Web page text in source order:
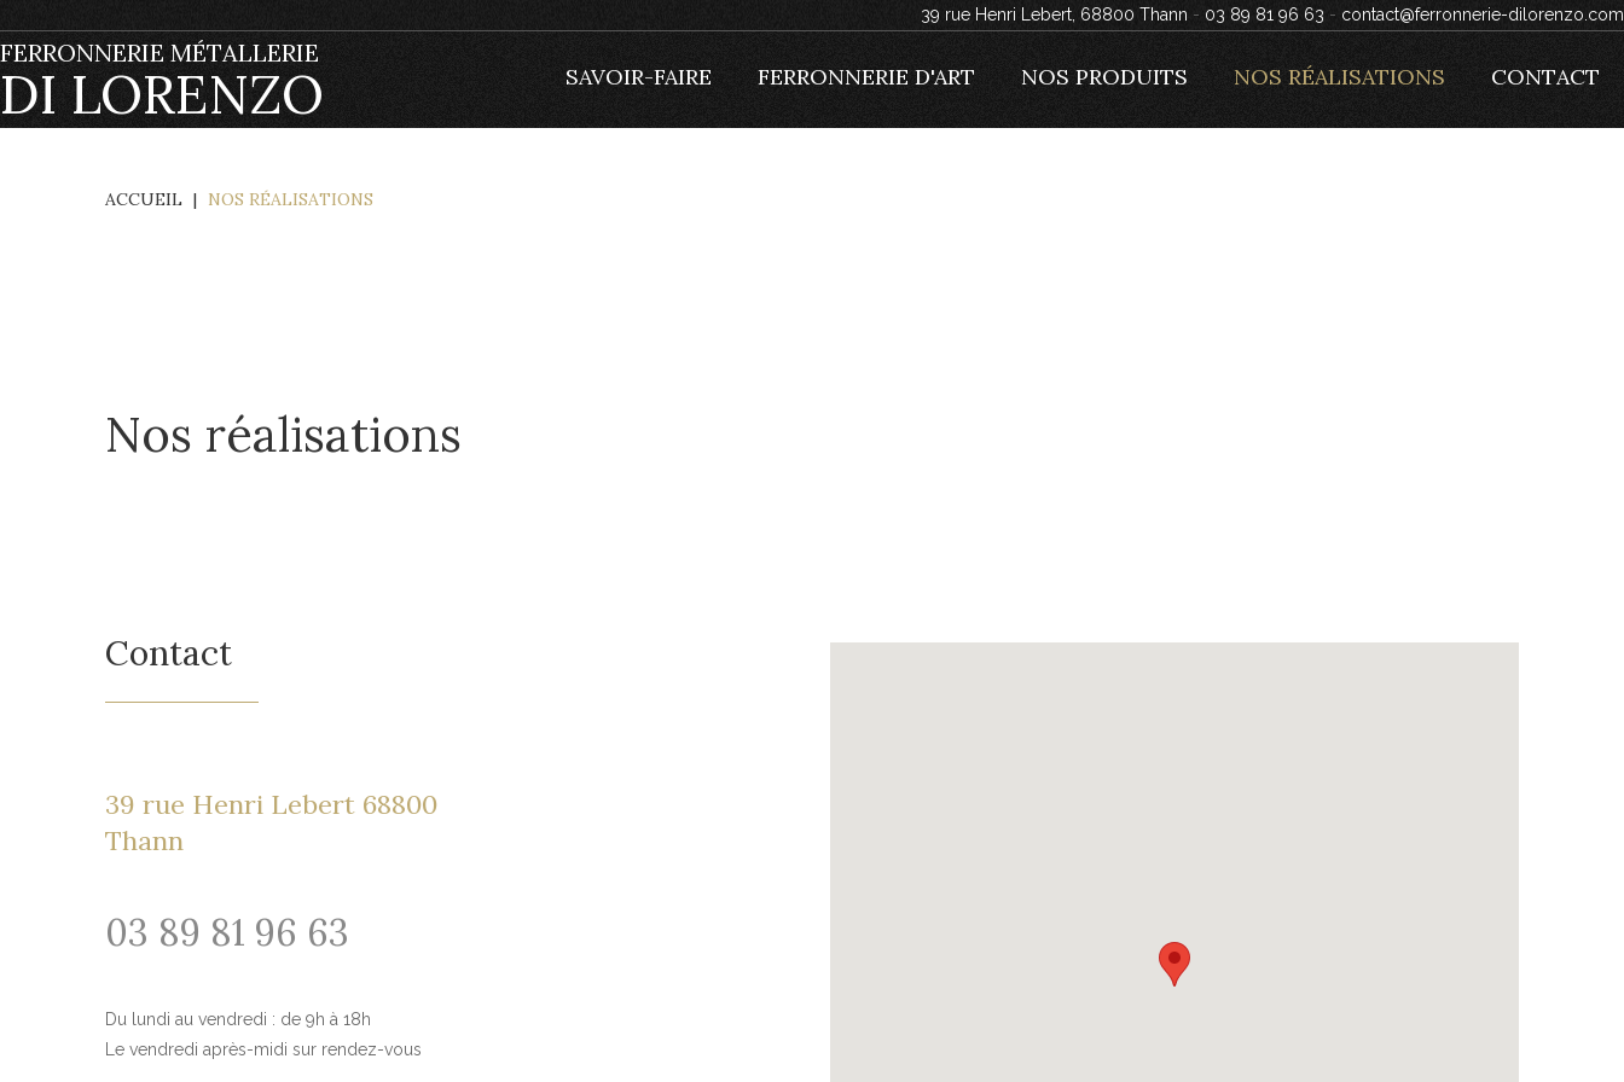
39 rue Henri Lebert, 68800 Thann - 03 89 81 96 63 - contact@ferronnerie-dilorenzo.com
FERRONNERIE MÉTALLERIE
DI LORENZO SAVOIR-FAIRE FERRONNERIE D'ART NOS PRODUITS NOS RÉALISATIONS CONTACT
ACCUEIL | NOS RÉALISATIONS
Nos réalisations
Contact
39 rue Henri Lebert 68800
Thann
03 89 81 96 63
Du lundi au vendredi : de 9h à 18h
Le vendredi après-midi sur rendez-vous